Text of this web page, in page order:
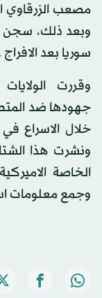
وبعد ذلك، سجن
سوريا بعد الافراج
وقررت
جهودها ضد
خلال الاسراع
ونشرت هذا
الخاصة
وجمع معلومات